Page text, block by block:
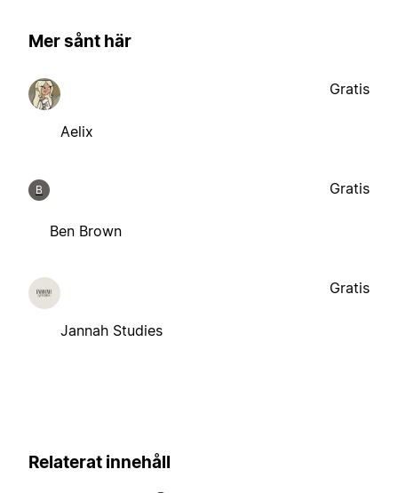
Mer sånt här
Aelix
Gratis
B
Ben Brown
Gratis
Jannah Studies
Gratis
Relaterat innehåll